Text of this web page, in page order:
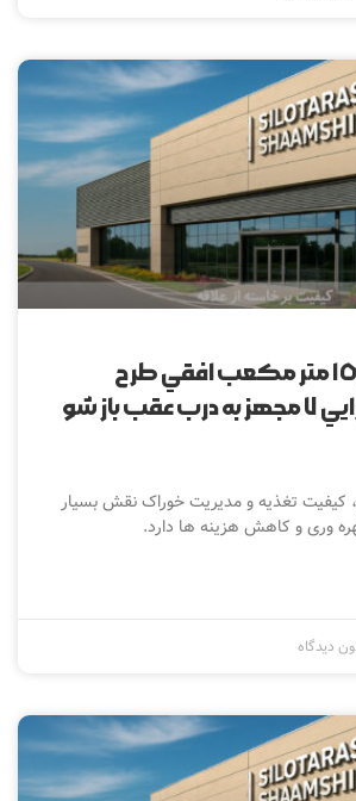
فيدر ميكسر ١٥ متر مکعب افقي طرح
سكو سامورايي ٧ مجهز به درب عقب باز شو
کیفیت تغذیه و مدیریت خوراک نقش بسیار
وری و کاهش هزینه ها دارد.
دیدگاه